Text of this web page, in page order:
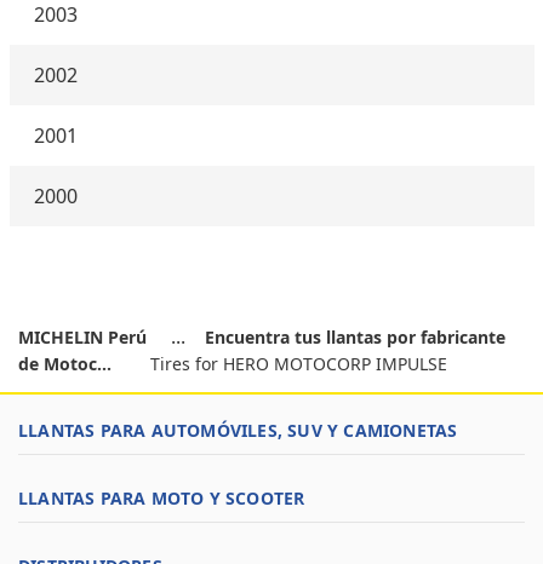
2003
2002
2001
2000
MICHELIN Perú
Encuentra tus llantas por fabricante
de Motoc...
Tires for HERO MOTOCORP IMPULSE
LLANTAS PARA AUTOMÓVILES, SUV Y CAMIONETAS
LLANTAS PARA MOTO Y SCOOTER